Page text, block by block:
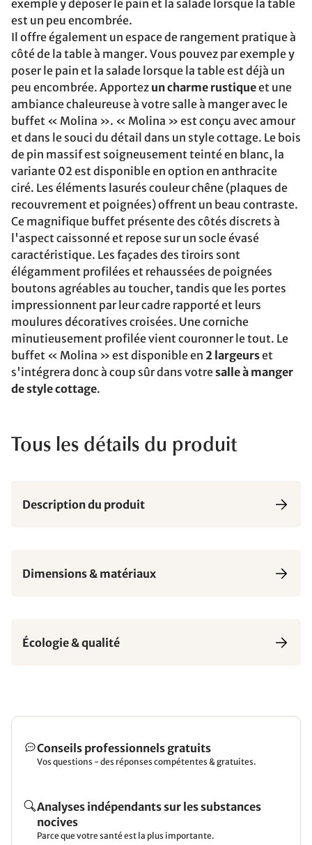
exemple y déposer le pain et la salade lorsque la table
est un peu encombrée.
Il offre également un espace de rangement pratique à
côté de la table à manger. Vous pouvez par exemple y
poser le pain et la salade lorsque la table est déjà un
peu encombrée. Apportez un charme rustiqueet une
ambiance chaleureuse à votre salle à manger avec le
buffet « Molina ». « Molina » est conçu avec amour
et dans le souci du détail dans un style cottage. Le bois
de pin massif est soigneusement teinté en blanc, la
variante 02 est disponible en option en anthracite
ciré. Les éléments lasurés couleur chêne (plaques de
recouvrement et poignées) offrent un beau contraste.
Ce magnifique buffet présente des côtés discrets à
l'aspect caissonné et repose sur un socle évasé
caractéristique. Les façades des tiroirs sont
élégamment profilées et rehaussées de poignées
boutons agréables au toucher, tandis que les portes
impressionnent par leur cadre rapporté et leurs
moulures décoratives croisées. Une corniche
minutieusement profilée vient couronner le tout. Le
buffet « Molina » est disponible en 2 largeurset
s'intégrera donc à coup sûr dans votresalle à manger
de style cottage.
Tous les détails du produit
Description du produit
Dimensions & matériaux
Écologie & qualité
Conseils professionnels gratuits
Vos questions - des réponses compétentes & gratuites.
Analyses indépendants sur les substances
nocives
Parce que votre santé est la plus importante.